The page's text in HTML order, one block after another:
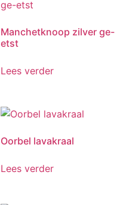
Manchetknoop zilver ge-
etst
Lees verder
Oorbel lavakraal
Lees verder